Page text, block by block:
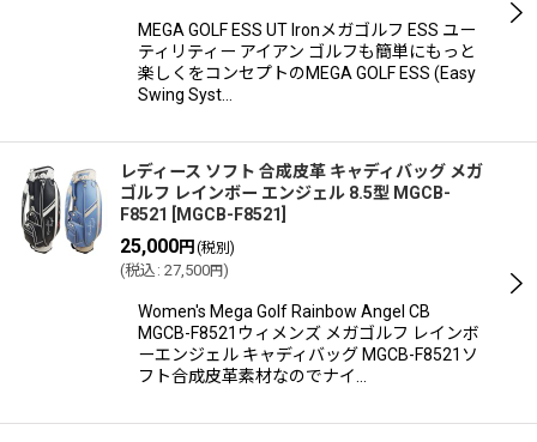
MEGA GOLF ESS UT Ironメガゴルフ ESS ユー
ティリティー アイアン ゴルフも簡単にもっと
楽しくをコンセプトのMEGA GOLF ESS (Easy
Swing Syst…
レディース ソフト 合成皮革 キャディバッグ メガ
ゴルフ レインボー エンジェル 8.5型 MGCB-
F8521
MGCB-F8521
25,000円 (税別)
(税込 : 27,500円)
Women's Mega Golf Rainbow Angel CB
MGCB-F8521ウィメンズ メガゴルフ レインボ
ーエンジェル キャディバッグ MGCB-F8521ソ
フト合成皮革素材なのでナイ…